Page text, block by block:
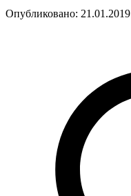
Опубликовано: 21.01.2019